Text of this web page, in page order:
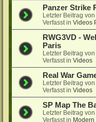
Panzer Strike
Letzter Beitrag von
Verfasst inVideos
RWG3VD -
Paris
Letzter Beitrag
Verfasst inVideos
Real War
Letzter Beitrag
Verfasst inVideos
SP Map The
Letzter Beitrag
Verfasst in Modern